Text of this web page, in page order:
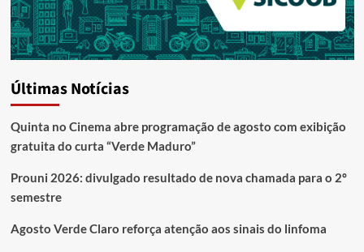
Últimas Notícias
Quinta no Cinema abre programação de agosto com exibição
gratuita do curta “Verde Maduro”
Prouni 2026: divulgado resultado de nova chamada para o 2º
semestre
Agosto Verde Claro reforça atenção aos sinais do linfoma